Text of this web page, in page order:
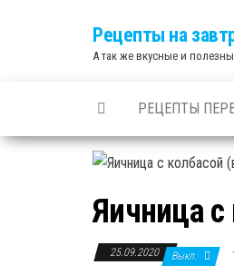
Рецепты на
А так же вкусные и
РЕЦЕПТЫ
Яичница
25.09.2020 Выкл.